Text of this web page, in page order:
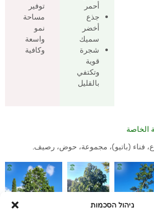
ניהול הסכמות
أحمر
جذع
أخضر
سميك
شجرة
قوية
وتكتفي
بالقليل
توفير
مساحة
نمو
واسعة
وكافية
الخاصة
فناء (باتيو)، مجموعة، حوض، رصيف.